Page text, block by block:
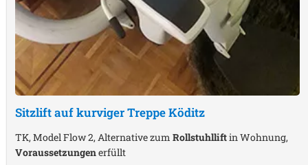
Sitzlift auf kurviger TreppeKöditz
TK, Model Flow 2, Alternative zum Rollstuhlliftin Wohnung,
Voraussetzungenerfüllt